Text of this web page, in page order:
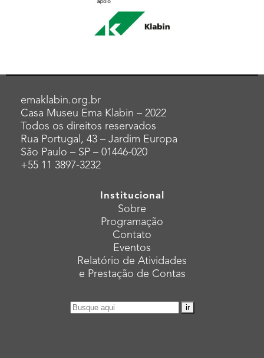
emaklabin.org.br
Casa Museu Ema Klabin – 2022
Todos os direitos reservados
Rua Portugal, 43 – Jardim Europa
São Paulo – SP – 01446-020
+55 11 3897-3232
Institucional
Sobre
Programação
Contato
Eventos
Relatório de Atividades
e Prestação de Contas